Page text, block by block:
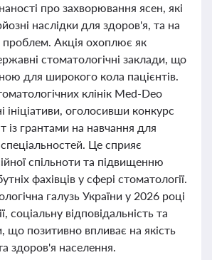
про захворювання ясен, які
наслідки для здоров'я, та на
проблем. Акція охоплює як
стоматологічні заклади, що
для широкого кола пацієнтів.
клінік Med-Deo
ініціативи, оголосивши конкурс
із грантами на навчання для
спеціальностей. Це сприяє
спільноти та підвищенню
фахівців у сфері стоматології.
галузь України у 2026 році
соціальну відповідальність та
що позитивно впливає на якість
здоров'я населення.